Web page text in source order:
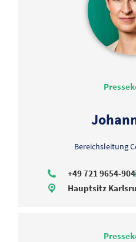
Bereichsleitung
+49 721 9654-904
Hauptsitz